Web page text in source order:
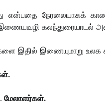
என்பதை நேரலையாகக்
இணையவழி கலந்துரையாடல்
இதில் இணையுமாறு உலக
மேலாளர்கள்.